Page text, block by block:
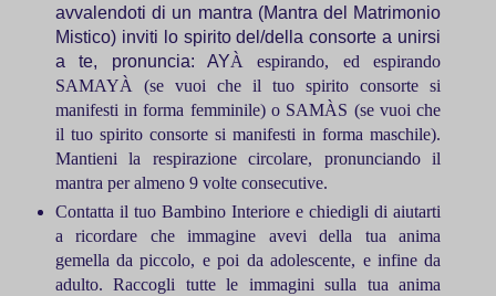
avvalendoti di un mantra (Mantra del Matrimonio
Mistico) inviti lo spirito del/della consorte a unirsi
a te, pronuncia: AYÀ
espirando, ed espirando
SAMAYÀ (se vuoi che il tuo spirito consorte si
manifesti in forma femminile) o SAMÀS (se vuoi che
il tuo spirito consorte si manifesti in forma maschile).
Mantieni la respirazione circolare, pronunciando il
mantra per almeno 9 volte consecutive.
Contatta il tuo Bambino Interiore e chiedigli di aiutarti
a ricordare che immagine avevi della tua anima
gemella da piccolo, e poi da adolescente, e infine da
adulto. Raccogli tutte le immagini sulla tua anima